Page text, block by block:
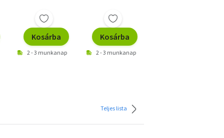
Kosárba
2 - 3 munkanap
Kosárba
2 - 3 munkanap
Teljes lista